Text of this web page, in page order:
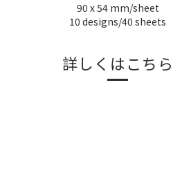
90 x 54 mm/sheet
10 designs/40 sheets
詳しくはこちら